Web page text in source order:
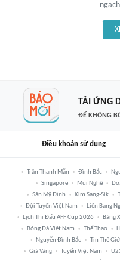
TẢI ỨNG
ĐỂ KHÔNG
Điều khoản sử dụng
Trần Thanh Mẫn Đình Bắc
Singapore
Mũi Nghê
Sân Mỹ Đình
Kim Sang-Sik
Đội Tuyển Việt Nam
Liên Bang
Lịch Thi Đấu AFF Cup 2026
Bảng
Bóng Đá Việt Nam
Thể Thao
Nguyễn Đình Bắc
Tin Thế
Giá Vàng
Tuyển Việt Nam